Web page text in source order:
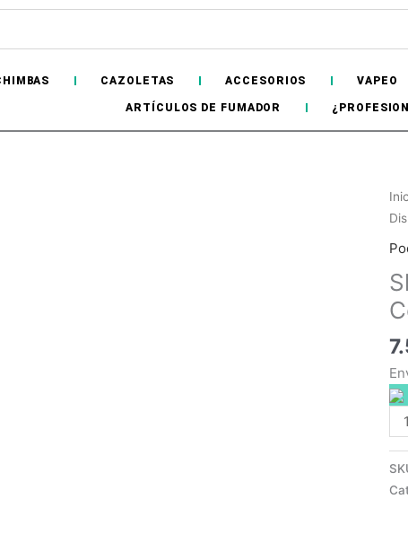
CAZOLETAS ACCESORIOS VAPEO
ARTÍCULOS DE FUMADOR
x